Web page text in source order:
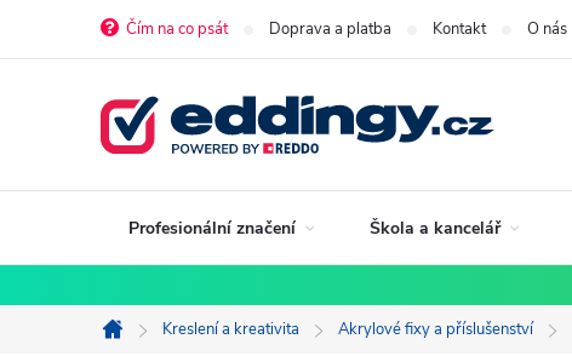
Čím na co psát Doprava a platba Kontakt O nás
Profesionální značení Škola a kancelář
Domů
Kreslení a kreativita Akrylové fixy a příslušenství